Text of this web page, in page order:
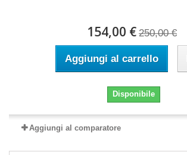
154,00 € 250,00 €
Aggiungi al carrello
Disponibile
Aggiungi al comparatore